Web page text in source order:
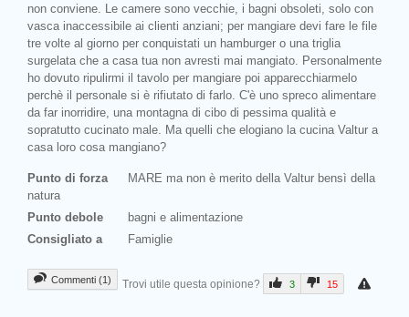
non conviene. Le camere sono vecchie, i bagni obsoleti, solo con
vasca inaccessibile ai clienti anziani; per mangiare devi fare le file
tre volte al giorno per conquistati un hamburger o una triglia
surgelata che a casa tua non avresti mai mangiato. Personalmente
ho dovuto ripulirmi il tavolo per mangiare poi apparecchiarmelo
perchè il personale si è rifiutato di farlo. C'è uno spreco alimentare
da far inorridire, una montagna di cibo di pessima qualità e
sopratutto cucinato male. Ma quelli che elogiano la cucina Valtur a
casa loro cosa mangiano?
Punto di forza
MARE ma non è merito della Valtur bensì della
natura
Punto debole
bagni e alimentazione
Consigliato a
Famiglie
Commenti (1) Trovi utile questa opinione? 3 15